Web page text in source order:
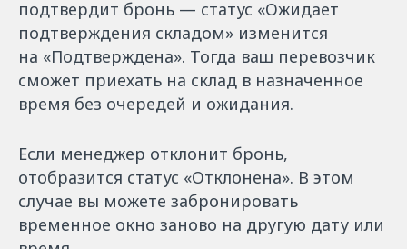
подтвердит бронь — статус «Ожидает
подтверждения складом» изменится
на «Подтверждена». Тогда ваш перевозчик
сможет приехать на склад в назначенное
время без очередей и ожидания.
Если менеджер отклонит бронь,
отобразится статус «Отклонена». В этом
случае вы можете забронировать
временное окно заново на другую дату или